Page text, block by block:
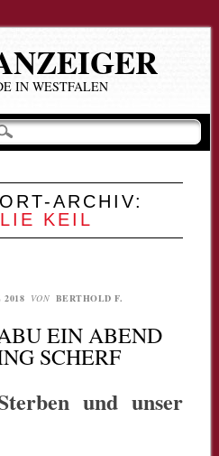
IN WESTFALEN
ARCHIV:
KEIL
2018 VON BERTHOLD F.
EIN ABEND
SCHERF
und unser